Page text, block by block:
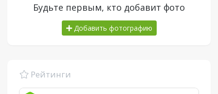
Будьте первым, кто добавит фото
Добавить фотографию
Рейтинги